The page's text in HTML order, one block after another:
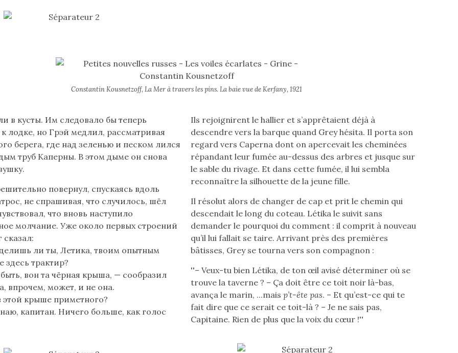
Constantin Kousnetzoff, La Mer à travers les pins. La baie vue de Kerfany, 1921
в кусты. Им следовало бы теперь
к лодке, но Грэй медлил, рассматривая
берега, где над зеленью и песком лился
труб Каперны. В этом дыме он снова
повернул, спускаясь вдоль
не спрашивая, что случилось, шёл
что вновь наступило
молчание. Уже около первых строений
сказал:
ли ты, Летика, твоим опытным
здесь трактир?
вон та чёрная крыша, — сообразил
впрочем, может, и не она.
крыше приметного?
капитан. Ничего больше, как голос
Lire
le
texte
en
français
(flèche
Ils rejoignirent le hallier et s’apprêtaient déjà à
descendre vers la barque quand Grey hésita. Il porta son
regard vers Caperna dont on apercevait les cheminées
répandant leur fumée au-dessus des arbres et jusque sur
le sable du rivage. Et dans cette fumée, il lui sembla
reconnaître la silhouette de la jeune fille.
Il résolut alors de changer de cap et prit le chemin qui
descendait le long du coteau. Létika le suivit sans
demander le pourquoi du comment : il comprit à nouveau
qu’il lui fallait se taire. Arrivant près des premières
bâtisses, Grey se tourna vers son compagnon :
''– Veux-tu bien Létika, de ton œil avisé déterminer où se
trouve la taverne ? – Ça doit être ce toit noir là-bas,
avança le marin, ...mais p’t-ête pas. – Et qu’est-ce qui te
fait dire que ce serait ce toit-là ? – Je ne sais pas,
Capitaine. Rien de plus que la voix du cœur !''